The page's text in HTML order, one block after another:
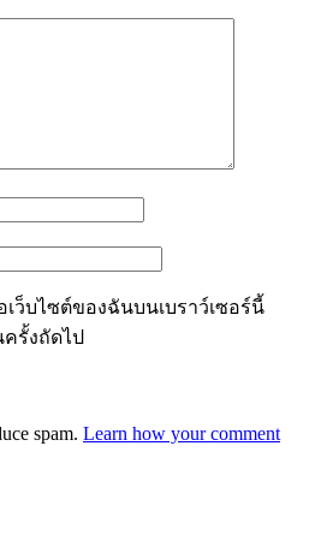
ว็บไซต์ของฉันบนเบราว์เซอร์นี้
รั้งถัดไป
spam. Learn how your comment